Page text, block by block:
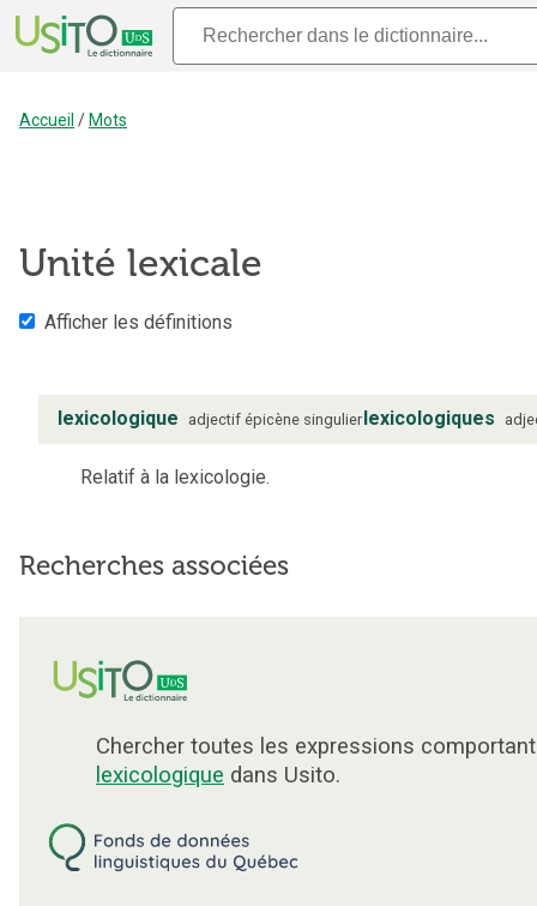
Accueil / Mots
Unité lexicale
Afficher les définitions
lexicologique adjectif épicène singulierlexicologiques
Relatif à la lexicologie.
Recherches associées
Chercher toutes les expressions
lexicologique dans Usito.